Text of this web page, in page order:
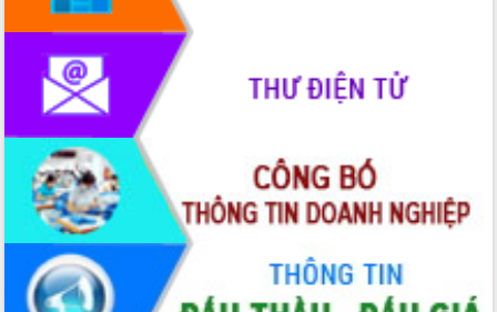
Thứ trưởng Bộ Y tế làm việc với tỉnh
Đắk Lắk về phát triển nhân lực y tế
cho trạm y tế cấp xã
Du lịch Đắk Lắk nâng tầm trải nghiệm
du khách thông qua Hệ thống cơ sở dữ
Tập huấn ứng dụng trí tuệ nhân tạo (AI)
trong thương mại điện tử năm 2026
Đoàn đại biểu Quốc hội tỉnh Đắk Lắk
trao đổi thông tin trước Kỳ họp thứ
nhất, Quốc hội khóa XVI
Quyết liệt cải cách hành chính, khơi
thông nguồn lực phát triển